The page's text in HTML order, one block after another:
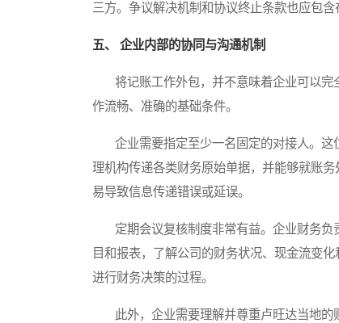
三方。争议解决机制和协议终止条款也应包
五、 企业内部的协同与沟通机制
将记账工作外包，并不意味着企业可以完
作流畅、准确的基础条件。
企业需要指定至少一名固定的对接人。这
理机构传递各类财务原始单据，并能够就账
易导致信息传递错误或延误。
定期会议复核制度非常有益。企业财务负
目和报表，了解公司的财务状况、现金流变
进行财务决策的过程。
此外，企业需要理解并尊重卢旺达当地的